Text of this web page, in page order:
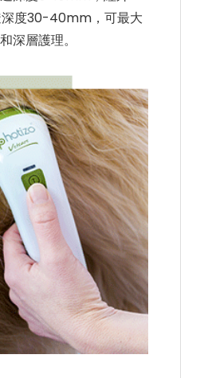
度30-40mm，可最大
深層護理。